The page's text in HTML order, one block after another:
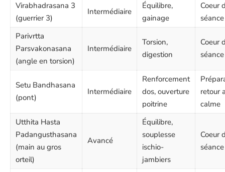
Virabhadrasana 3
(guerrier 3)
Intermédiaire
Équilibre,
gainage
Coeur
séance
Parivrtta
Parsvakonasana
(angle en torsion)
Intermédiaire
Torsion,
digestion
Coeur
séance
Setu Bandhasana
(pont)
Intermédiaire
Renforcement
dos, ouverture
poitrine
retour
calme
Utthita Hasta
Padangusthasana
(main au gros
orteil)
Avancé
Équilibre,
souplesse
ischio-
jambiers
Coeur
séance